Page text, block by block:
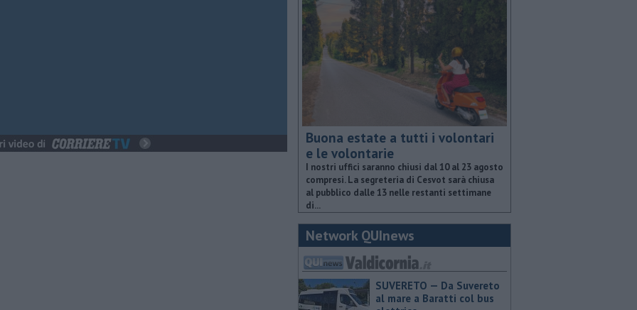
Buona estate a tutti i volontari
e le volontarie
I nostri uffici saranno chiusi dal 10 al 23 agosto
compresi. La segreteria di Cesvot sarà chiusa
al pubblico dalle 13 nelle restanti settimane
di...
Network QUInews
SUVERETO — Da Suvereto
al mare a Baratti col bus